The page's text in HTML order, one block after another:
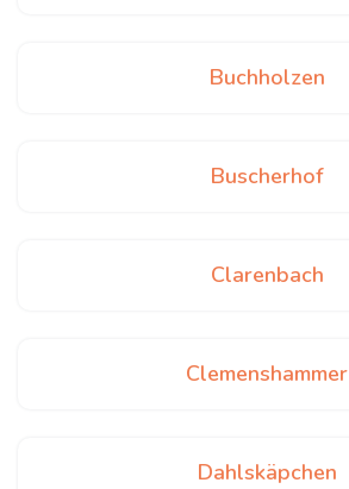
Buchholzen
Buscherhof
Clarenbach
Clemenshammer
Dahlskäpchen